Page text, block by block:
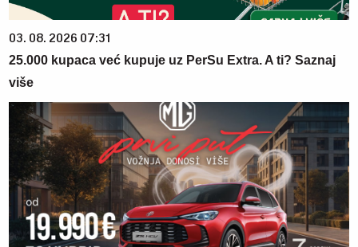
03. 08. 2026 07:31
25.000 kupaca već kupuje uz PerSu Extra. A ti? Saznaj
više